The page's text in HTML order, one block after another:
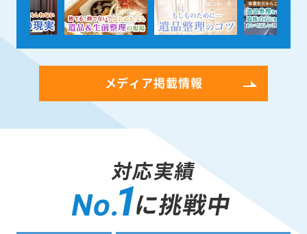
メディア掲載情報
対応実績
No.1に挑戦中